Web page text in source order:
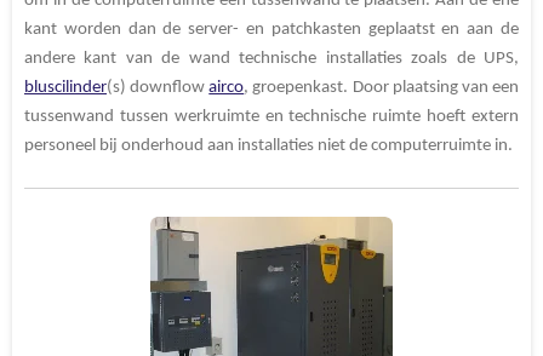
kant worden dan de server- en patchkasten geplaatst en aan de
andere kant van de wand technische installaties zoals de UPS,
bluscilinder(s) downflowairco, groepenkast. Door plaatsing van een
tussenwand tussen werkruimte en technische ruimte hoeft extern
personeel bij onderhoud aan installaties niet de computerruimte in.